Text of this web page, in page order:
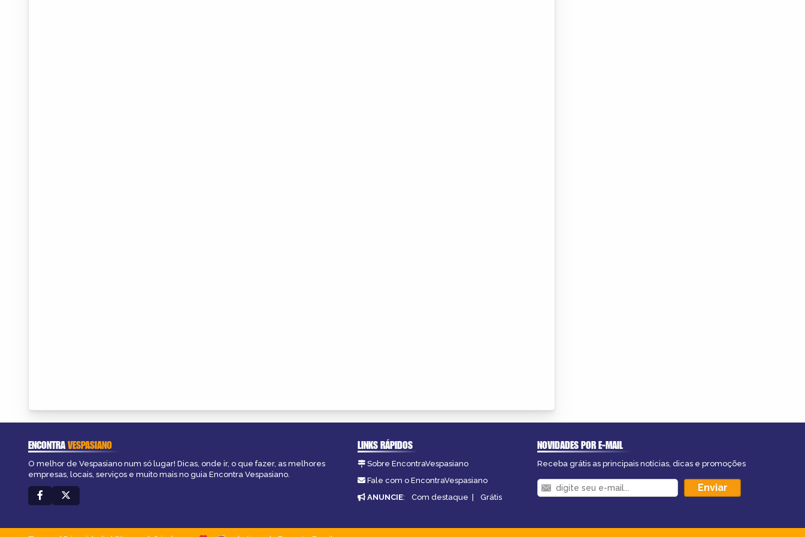
ENCONTRAVESPASIANO
O melhor de Vespasiano num só lugar! Dicas, onde ir, o que fazer, as melhores
empresas, locais, serviços e muito mais no guia Encontra Vespasiano.
LINKS RÁPIDOS
Sobre EncontraVespasiano
Fale com o EncontraVespasiano
ANUNCIE: Com destaque | Grátis
NOVIDADES POR E-MAIL
Receba grátis as principais notícias, dicas e promoções